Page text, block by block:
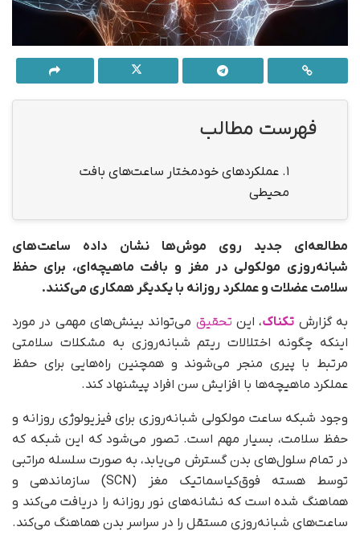
فهرست مطالب
1. عملکردهای خودمختار ساعت‌های بافت
محیطی
مطالعه‌ای جدید روی موش‌ها نشان داده ساعت‌های
شبانه‌روزی مولکولی در مغز و بافت ماهیچه‌ای، برای حفظ
سلامت عضلات و عملکرد روزانه با یکدیگر همکاری می‌کنند.
به گزارش تکناک، این تحقیق می‌تواند بینش‌های مهمی در مورد
اینکه چگونه اختلالات ریتم شبانه‌روزی به مشکلات سلامتی
مرتبط با پیری منجر می‌شوند و همچنین راه‌هایی برای حفظ
عملکرد ماهیچه‌ها با افزایش سن افراد پیشنهاد کند.
وجود شبکه ساعت مولکولی شبانه‌روزی برای فیزیولوژی روزانه و
حفظ سلامت، بسیار مهم است. تصور می‌شود که این شبکه که
در تمام سلول‌های بدن گسترش می‌یابد، به صورت سلسله مراتبی
توسط هسته فوق‌کیاسماتیک مغز (SCN) سازماندهی و
هماهنگ شده است که نشانه‌های نور روزانه را دریافت می‌کند و
ساعت‌های شبانه‌روزی مستقل را در سراسر بدن هماهنگ می‌کند.